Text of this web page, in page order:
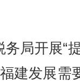
局开展“
建发展